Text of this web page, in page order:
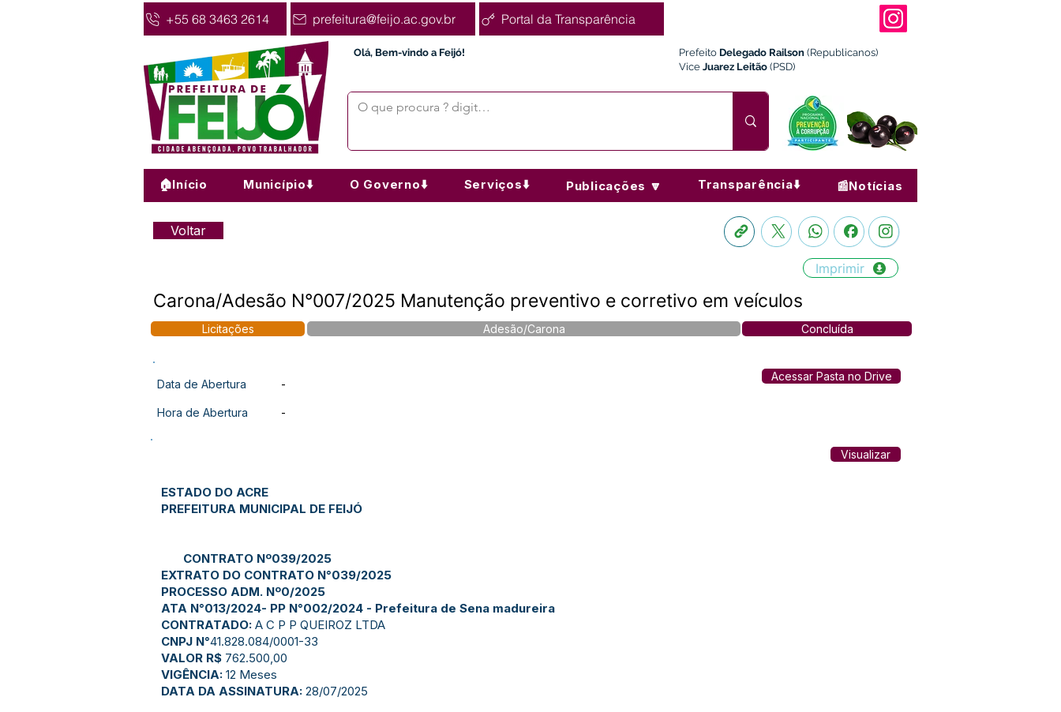
+55 68 3463 2614 prefeitura@feijo.ac.gov.br Portal da Transparência
Olá, Bem-vindo a Feijó! Prefeito Delegado Railson (Republicanos)
Vice Juarez Leitão (PSD)
🏠Início Município⬇️ O Governo⬇️ Serviços⬇️ Publicações 🔽 Transparência⬇️ 📰Notícias
Voltar
Imprimir
Carona/Adesão N°007/2025 Manutenção preventivo e corretivo em veículos
Licitações Adesão/Carona Concluída
Data de Abertura -
Hora de Abertura -
Acessar Pasta no Drive
Visualizar
ESTADO DO ACRE
PREFEITURA MUNICIPAL DE FEIJÓ
CONTRATO Nº039/2025
EXTRATO DO CONTRATO N°039/2025
PROCESSO ADM. Nº0/2025
ATA N°013/2024- PP N°002/2024 - Prefeitura de Sena madureira
CONTRATADO: A C P P QUEIROZ LTDA
CNPJ N°41.828.084/0001-33
VALOR R$ 762.500,00
VIGÊNCIA: 12 Meses
DATA DA ASSINATURA: 28/07/2025